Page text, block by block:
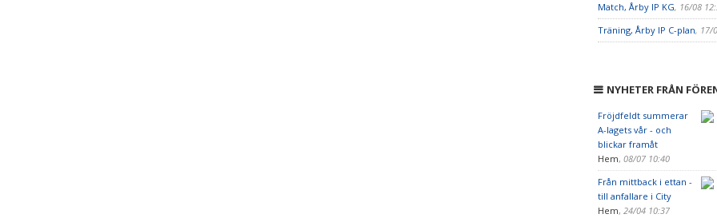
Match, Årby IP KG, 16/08
Träning, Årby IP C-plan, 17/
NYHETER FRÅN
Fröjdfeldt summerar
A-lagets vår - och
blickar framåt
Hem, 08/07 10:40
Från mittback i ettan -
till anfallare i City
Hem, 24/04 10:37